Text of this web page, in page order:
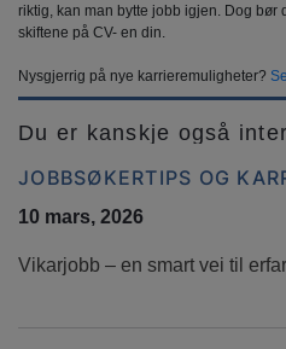
riktig, kan man bytte jobb igjen. Dog
skiftene på CV- en din.
Nysgjerrig på nye karrieremuligheter?
Du er kanskje også
JOBBSØKERTIPS OG
10 mars, 2026
Vikarjobb – en smart vei til